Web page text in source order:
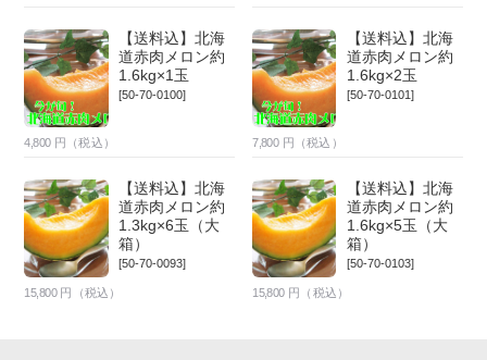
【送料込】北海
道赤肉メロン約
1.6kg×1玉
[50-70-0100]
4,800 円（税込）
【送料込】北海
道赤肉メロン約
1.6kg×2玉
[50-70-0101]
7,800 円（税込）
【送料込】北海
道赤肉メロン約
1.3kg×6玉（大
箱）
[50-70-0093]
15,800 円（税込）
【送料込】北海
道赤肉メロン約
1.6kg×5玉（大
箱）
[50-70-0103]
15,800 円（税込）